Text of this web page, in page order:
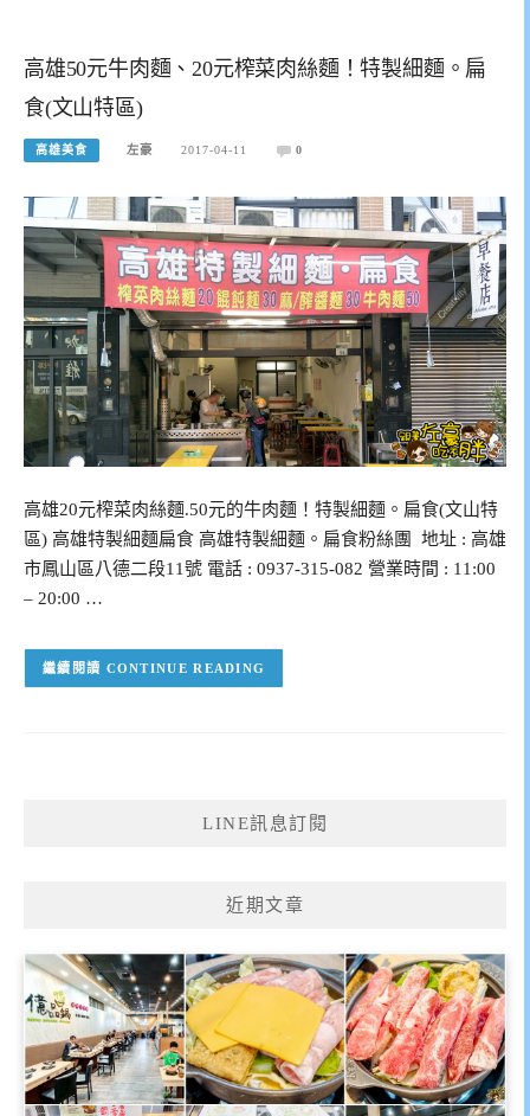
高雄50元牛肉麵、20元榨菜肉絲麵！特製細麵。扁
食(文山特區)
高雄美食 左豪 2017-04-11 0
高雄20元榨菜肉絲麵.50元的牛肉麵！特製細麵。扁食(文山特
區) 高雄特製細麵扁食 高雄特製細麵。扁食粉絲團 地址 : 高雄
市鳳山區八德二段11號 電話 : 0937-315-082 營業時間 : 11:00
– 20:00 …
CONTINUE READING
LINE訊息訂閱
近期文章